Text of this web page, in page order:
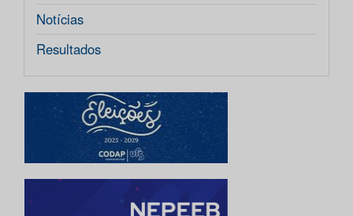
Notícias
Resultados